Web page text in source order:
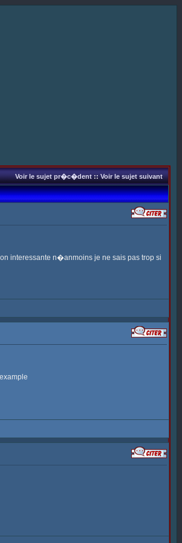
Voir le sujet pr�c�dent::Voir le sujet suivant
interessante n�anmoins je ne sais pas trop si